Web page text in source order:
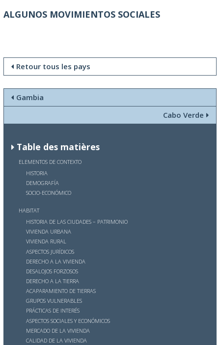
ALGUNOS MOVIMIENTOS SOCIALES
Retour tous les pays
Gambia
Cabo Verde
Table des matières
ELEMENTOS DE CONTEXTO
HISTORIA
DEMOGRAFÍA
SOCIO-ECONÓMICO
HABITAT
HISTORIA DE LAS CIUDADES – PATRIMONIO
VIVIENDA URBANA
VIVIENDA RURAL
ASPECTOS JURÍDICOS
DERECHO A LA VIVIENDA
DESALOJOS FORZOSOS
DERECHO A LA TIERRA
ACAPARAMIENTO DE TIERRAS
GRUPOS VULNERABLES
PRÁCTICAS DE INTERÉS
ASPECTOS SOCIALES Y ECONÓMICOS
MERCADO DE LA VIVIENDA
CALIDAD DE LA VIVIENDA